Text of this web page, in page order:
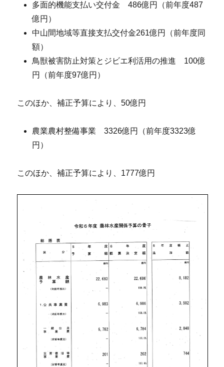
多面的機能支払い交付金 486億円（前年度487
億円）
中山間地域等直接支払交付金261億円（前年度同
額）
鳥獣被害防止対策とジビエ利活用の推進 100億
円（前年度97億円）
このほか、補正予算により、50億円
農業農村整備事業 3326億円（前年度3323億
円）
このほか、補正予算により、1777億円